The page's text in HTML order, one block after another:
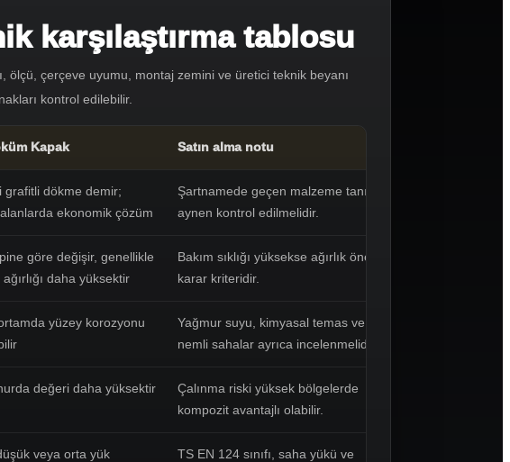
karşılaştırma tablosu
ölçü, çerçeve uyumu, montaj zemini ve üretici teknik beyanı
kontrol edilebilir.
Kapak Satın alma notu
grafitli dökme demir;
ekonomik çözüm
Şartnamede geçen malzeme tanımı
aynen kontrol edilmelidir.
göre değişir, genellikle
daha yüksektir
Bakım sıklığı yüksekse ağırlık önemli
karar kriteridir.
yüzey korozyonu
Yağmur suyu, kimyasal temas ve
nemli sahalar ayrıca incelenmelidir.
değeri daha yüksektir
Çalınma riski yüksek bölgelerde
kompozit avantajlı olabilir.
veya orta yük
TS EN 124 sınıfı, saha yükü ve